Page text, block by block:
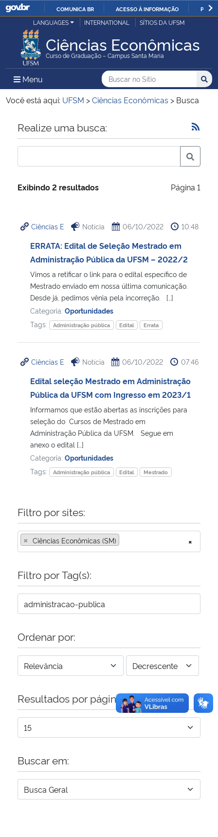
IR
O
COMUNICA BR ACESSO À INFORMAÇÃO
Ministério da Justiça e Segurança Pública
Ministério da Defesa
Ministério das Relações Exteriores
Ministério da Economia
Ministério da Infraestrutura
Ministério da Cidadania
Ministério de Minas e Energia
Ministério da Ciência, Tecnologia, Inovações e Comunicações
Ministério do Meio Ambiente
Ministério do Desenvolvimento Regional
Controladoria-Geral da União
Ministério da Mulher, da Família e dos Direitos Humanos
Secretaria-Geral
Gabinete de Segurança Institucional
Advocacia-Geral da União
Planalto
LANGUAGES INTERNATIONAL SÍTIOS DA UFSM
Ciências Econômicas
Curso de Graduação – Campus Santa Maria
Menu Menu Principal do Sítio
Busca
Buscar no no Sítio
Busca:
Você está aqui: UFSM >Ciências Econômicas > Busca
Início do conteúdo
Realize uma busca:
Exibindo 2 resultados Página 1
Ciências E Notícia 06/10/2022 10:48
ERRATA: Edital de Seleção Mestrado em
Administração Pública da UFSM – 2022/2
Vimos a retificar o link para o edital específico de
Mestrado enviado em nossa última comunicação.
Desde já, pedimos vênia pela incorreção. […]
Categoria: Oportunidades
Tags:
Administração pública Edital Errata
Ciências E Notícia 06/10/2022 07:46
Edital seleção Mestrado em Administração
Pública da UFSM com Ingresso em 2023/1
Informamos que estão abertas as inscrições para
seleção do Cursos de Mestrado em
Administração Pública da UFSM. Segue em
anexo o edital […]
Categoria: Oportunidades
Tags:
Administração pública Edital Mestrado
Filtro por sites:
×
× Ciências Econômicas (SM)
Filtro por Tag(s):
Ordenar por:
Resultados por página:
Buscar em: